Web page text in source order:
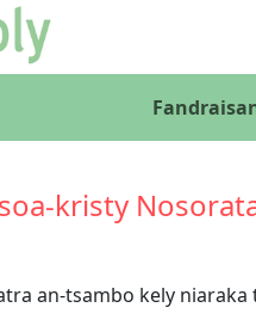
kristy
an-tsambo kely